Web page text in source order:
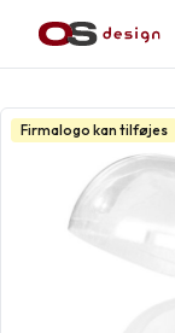
Firmalogo kan tilføjes